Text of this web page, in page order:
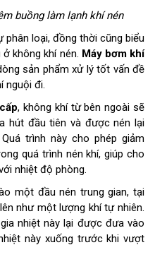
buồng làm lạnh khí nén
phân loại, đồng thời cũng biểu
không khí nén. Máy bơm khí
sản phẩm xử lý tốt vấn đề
nguội đi.
, không khí từ bên ngoài sẽ
hút đầu tiên và được nén lại
trình này cho phép giảm
quá trình nén khí, giúp cho
nhiệt độ phòng.
một đầu nén trung gian, tại
như một lượng khí tự nhiên.
nhiệt này lại được đưa vào
này xuống trước khi vượt